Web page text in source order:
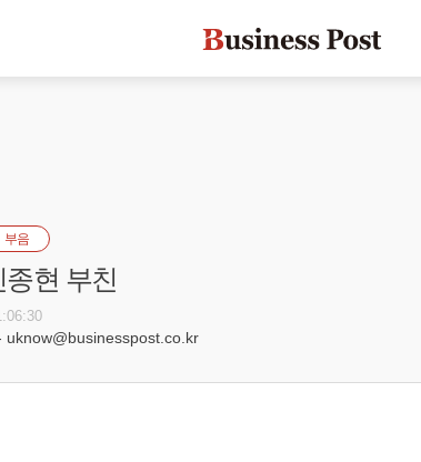
부음
현 부친
uknow@businesspost.co.kr